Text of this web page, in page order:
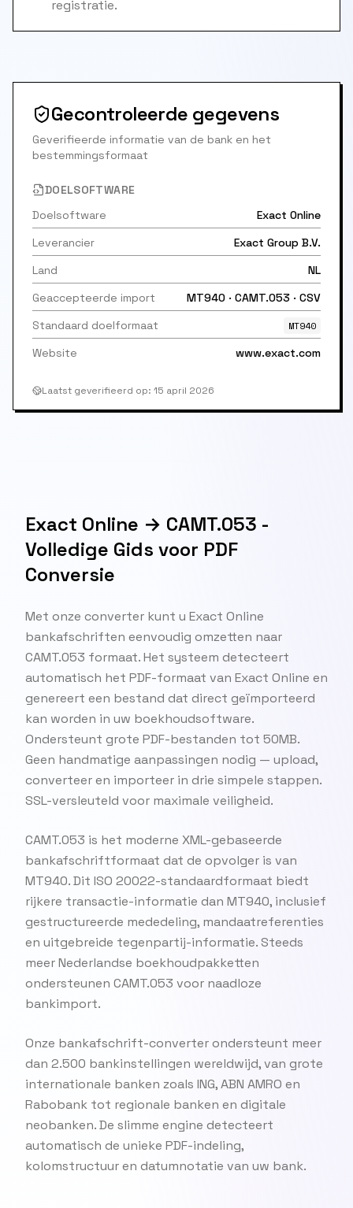
registratie.
Gecontroleerde gegevens
Geverifieerde informatie van de bank en het
bestemmingsformaat
DOELSOFTWARE
Doelsoftware
Exact Online
Leverancier
Exact Group B.V.
Land
NL
Geaccepteerde import
MT940 · CAMT.053 · CSV
Standaard doelformaat
MT940
Website www.exact.com
Laatst geverifieerd op: 15 april 2026
Exact Online → CAMT.053 -
Volledige Gids voor PDF
Conversie
Met onze converter kunt u Exact Online
bankafschriften eenvoudig omzetten naar
CAMT.053 formaat. Het systeem detecteert
automatisch het PDF-formaat van Exact Online en
genereert een bestand dat direct geïmporteerd
kan worden in uw boekhoudsoftware.
Ondersteunt grote PDF-bestanden tot 50MB.
Geen handmatige aanpassingen nodig — upload,
converteer en importeer in drie simpele stappen.
SSL-versleuteld voor maximale veiligheid.
CAMT.053 is het moderne XML-gebaseerde
bankafschriftformaat dat de opvolger is van
MT940. Dit ISO 20022-standaardformaat biedt
rijkere transactie-informatie dan MT940, inclusief
gestructureerde mededeling, mandaatreferenties
en uitgebreide tegenpartij-informatie. Steeds
meer Nederlandse boekhoudpakketten
ondersteunen CAMT.053 voor naadloze
bankimport.
Onze bankafschrift-converter ondersteunt meer
dan 2.500 bankinstellingen wereldwijd, van grote
internationale banken zoals ING, ABN AMRO en
Rabobank tot regionale banken en digitale
neobanken. De slimme engine detecteert
automatisch de unieke PDF-indeling,
kolomstructuur en datumnotatie van uw bank.